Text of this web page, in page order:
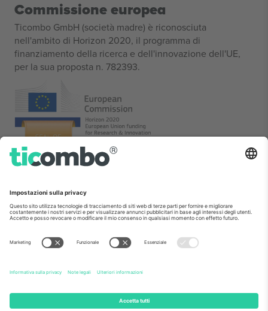
Commissione europea
Ticombo GmbH (società madre) è riconosciuta
nell'ambito di Horizon 2020, il programma di
finanziamento della ricerca e dell'innovazione dell'UE,
per la sua proposta n. 782393.
Come visto al telegiornale